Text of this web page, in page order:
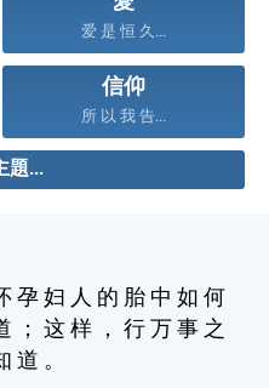
爱 是 恒 久...
信仰
所 以 我 告...
題...
孕 妇 人 的 胎 中 如 何
； 这 样 ， 行 万 事 之
道 。